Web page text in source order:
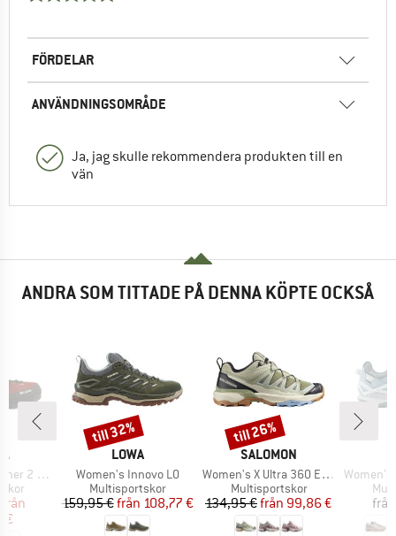
FÖRDELAR
ANVÄNDNINGSOMRÅDE
Ja, jag skulle rekommendera produkten till en
vän
ANDRA SOM TITTADE PÅ DENNA KÖPTE OCKSÅ
2 GTX
pris
från
€
VARUMÄRKE
LOWA
Produkter
Women's Innovo LO
Produktgrupp
Multisportskor
Pris
159,95 € Reducerat pris
från 108,77 €
Rabatt
till 32%
VARUMÄRKE
SALOMON
Produkter
Women's X Ultra 360 Edge
Produktgrupp
Multisportskor
Pris
134,95 € Reducerat pris
från 99,86 €
Rabatt
till 26%
Produkter
Women's
från